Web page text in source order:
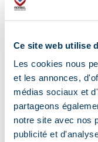
Ce site web utilise
Les cookies nous
et les annonces,
médias sociaux et
partageons
notre site avec nos
publicité et